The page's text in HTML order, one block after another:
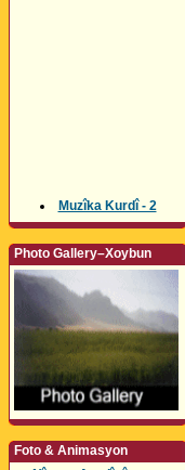
Muzîka Kurdî - 2
Photo Gallery–Xoybun
Foto & Animasyon